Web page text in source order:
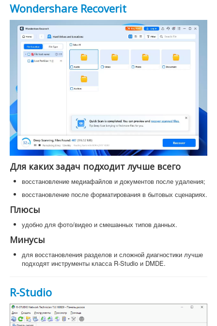
Wondershare Recoverit
Для каких задач подходит лучше всего
восстановление медиафайлов и документов после удаления;
восстановление после форматирования в бытовых сценариях.
Плюсы
удобно для фото/видео и смешанных типов данных.
Минусы
для восстановления разделов и сложной диагностики лучше
подходят инструменты класса R-Studio и DMDE.
R-Studio